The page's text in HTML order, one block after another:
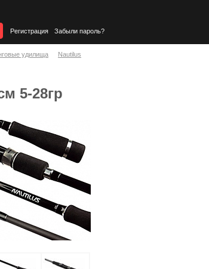
Регистрация Забыли пароль?
удилища
Nautilus
5-28гр